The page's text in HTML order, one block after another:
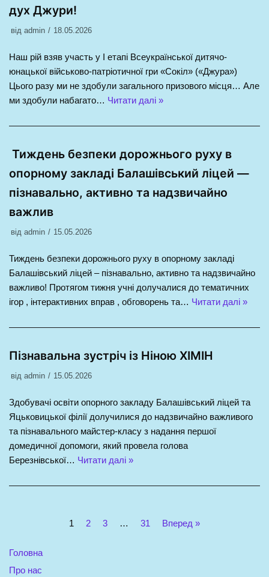
дух Джури!
від admin 18.05.2026
Наш рій взяв участь у І етапі Всеукраїнської дитячо-
юнацької військово-патріотичної гри «Сокіл» («Джура»)
Цього разу ми не здобули загального призового місця… Але
ми здобули набагато… Читати далі »
Тиждень безпеки дорожнього руху в
опорному закладі Балашівський ліцей —
пізнавально, активно та надзвичайно
важлив
від admin 15.05.2026
Тиждень безпеки дорожнього руху в опорному закладі
Балашівський ліцей – пізнавально, активно та надзвичайно
важливо! Протягом тижня учні долучалися до тематичних
ігор , інтерактивних вправ , обговорень та… Читати далі »
Пізнавальна зустріч із Ніною ХІМІН
від admin 15.05.2026
Здобувачі освіти опорного закладу Балашівський ліцей та
Яцьковицької філії долучилися до надзвичайно важливого
та пізнавального майстер-класу з надання першої
домедичної допомоги, який провела голова
Березнівської… Читати далі »
1 2 3 … 31 Вперед »
Головна
Про нас